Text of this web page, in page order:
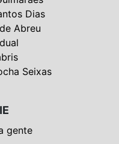
Dias
Abreu
Seixas
gente